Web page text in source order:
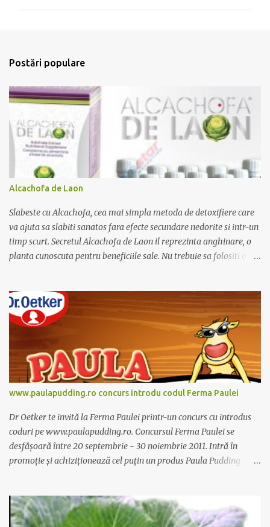
r
i
i
Postări populare
Alcachofa de Laon
Slabeste cu Alcachofa, cea mai simpla metoda de detoxifiere care
va ajuta sa slabiti sanatos fara efecte secundare nedorite si intr-un
timp scurt. Secretul Alcachofa de Laon il reprezinta anghinare, o
planta cunoscuta pentru beneficiile sale. Nu trebuie sa folositi o
www.paulapudding.ro concurs introdu codul Ferma Paulei
Dr Oetker te invită la Ferma Paulei printr-un concurs cu introdus
coduri pe www.paulapudding.ro. Concursul Ferma Paulei se
desfășoară între 20 septembrie - 30 noiembrie 2011. Intră în
promoție și achiziționează cel puțin un produs Paula Pudding
concurs Ferma Paulei. Poți căștiga zilnic truse de grădinărit,
săptămânal tractorașul fermierului sau premiul cel mare o